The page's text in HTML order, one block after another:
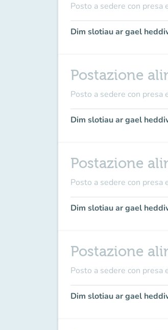
Posto a sedere con
Dim slotiau ar gael
Postazione
Posto a sedere con
Dim slotiau ar gael
Postazione
Posto a sedere con
Dim slotiau ar gael
Postazione
Posto a sedere con
Dim slotiau ar gael